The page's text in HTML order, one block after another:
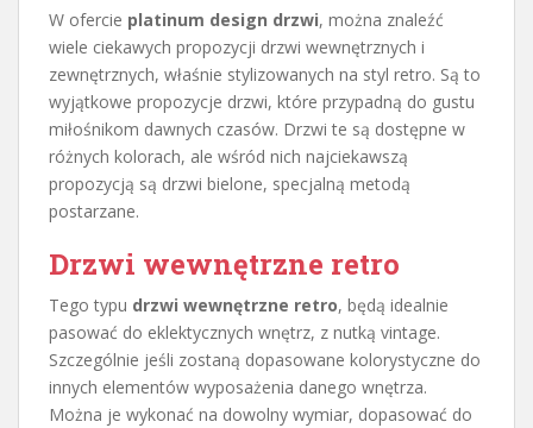
W ofercie platinum design drzwi, można znaleźć
wiele ciekawych propozycji drzwi wewnętrznych i
zewnętrznych, właśnie stylizowanych na styl retro. Są to
wyjątkowe propozycje drzwi, które przypadną do gustu
miłośnikom dawnych czasów. Drzwi te są dostępne w
różnych kolorach, ale wśród nich najciekawszą
propozycją są drzwi bielone, specjalną metodą
postarzane.
Drzwi wewnętrzne retro
Tego typu drzwi wewnętrzne retro, będą idealnie
pasować do eklektycznych wnętrz, z nutką vintage.
Szczególnie jeśli zostaną dopasowane kolorystyczne do
innych elementów wyposażenia danego wnętrza.
Można je wykonać na dowolny wymiar, dopasować do